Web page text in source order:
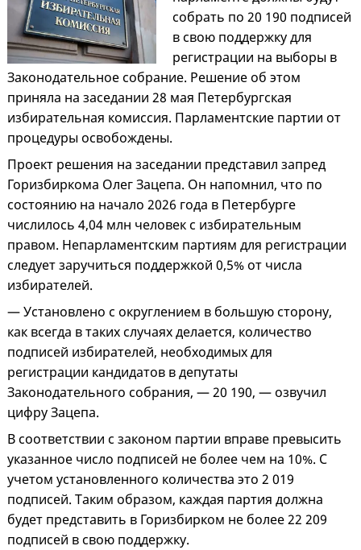
собрать по 20 190 подписей
в свою поддержку для
регистрации на выборы в
Законодательное собрание. Решение об этом
приняла на заседании 28 мая Петербургская
избирательная комиссия. Парламентские партии от
процедуры освобождены.
Проект решения на заседании представил запред
Горизбиркома Олег Зацепа. Он напомнил, что по
состоянию на начало 2026 года в Петербурге
числилось 4,04 млн человек с избирательным
правом. Непарламентским партиям для регистрации
следует заручиться поддержкой 0,5% от числа
избирателей.
— Установлено с округлением в большую сторону,
как всегда в таких случаях делается, количество
подписей избирателей, необходимых для
регистрации кандидатов в депутаты
Законодательного собрания, — 20 190, — озвучил
цифру Зацепа.
В соответствии с законом партии вправе превысить
указанное число подписей не более чем на 10%. С
учетом установленного количества это 2 019
подписей. Таким образом, каждая партия должна
будет представить в Горизбирком не более 22 209
подписей в свою поддержку.